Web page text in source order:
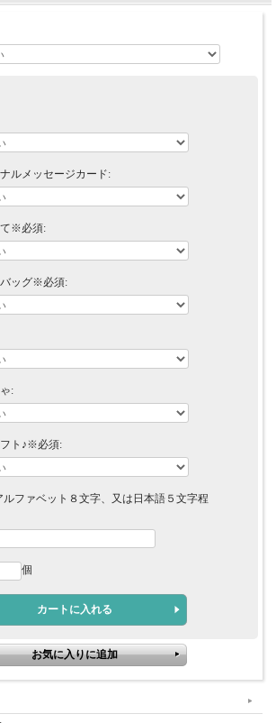
ルメッセージカード:
て※必須:
ッグ※必須:
:
ト♪※必須:
ファベット８文字、又は日本語５文字程
個